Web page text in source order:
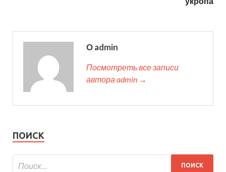
О admin
Посмотреть все записи
автора admin →
ПОИСК